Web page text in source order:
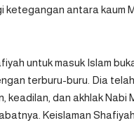
ketegangan antara kaum
untuk masuk Islam
terburu-buru. Dia
keadilan, dan akhlak Nabi
Keislaman